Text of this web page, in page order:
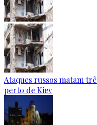
Ataques russos matam
perto de Kiev